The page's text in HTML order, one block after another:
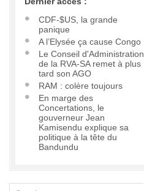
CDF-$US, la grande
panique
A l’Elysée ça cause Congo
Le Conseil d'Administration
de la RVA-SA remet à plus
tard son AGO
RAM : colère toujours
En marge des
Concertations, le
gouverneur Jean
Kamisendu explique sa
politique à la tête du
Bandundu